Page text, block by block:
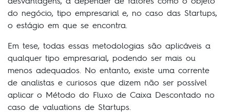
do negócio, tipo empresarial e, no caso das Startups,
o estágio em que se encontra.
Em tese, todas essas metodologias são aplicáveis a
qualquer tipo empresarial, podendo ser mais ou
menos adequados. No entanto, existe uma corrente
de analistas e curiosos que dizem não ser possível
aplicar o Método do Fluxo de Caixa Descontado no
caso de valuations de Startups.